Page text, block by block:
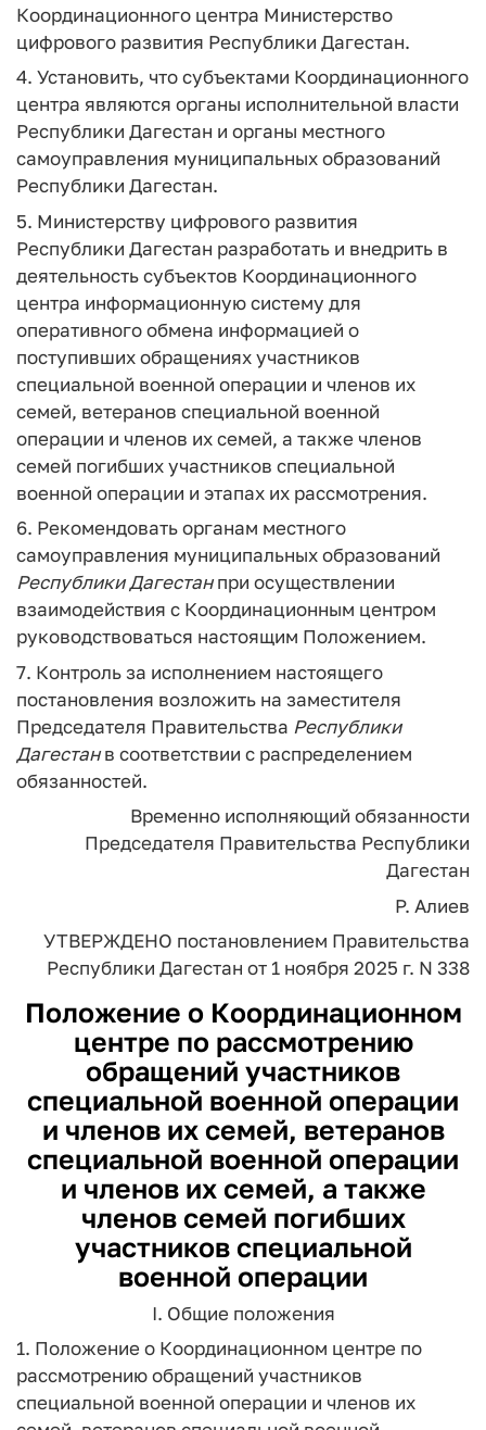
Координационного центра Министерство
цифрового развития Республики Дагестан.
4. Установить, что субъектами Координационного
центра являются органы исполнительной власти
Республики Дагестан и органы местного
самоуправления муниципальных образований
Республики Дагестан.
5. Министерству цифрового развития
Республики Дагестан разработать и внедрить в
деятельность субъектов Координационного
центра информационную систему для
оперативного обмена информацией о
поступивших обращениях участников
специальной военной операции и членов их
семей, ветеранов специальной военной
операции и членов их семей, а также членов
семей погибших участников специальной
военной операции и этапах их рассмотрения.
6. Рекомендовать органам местного
самоуправления муниципальных образований
РеспубликиДагестанпри осуществлении
взаимодействия с Координационным центром
руководствоваться настоящим Положением.
7. Контроль за исполнением настоящего
постановления возложить на заместителя
Председателя Правительства Республики
Дагестанв соответствии с распределением
обязанностей.
Временно исполняющий обязанности
Председателя Правительства Республики
Дагестан
Р. Алиев
УТВЕРЖДЕНО постановлением Правительства
Республики Дагестан от 1 ноября 2025 г. N 338
Положение о Координационном
центре по рассмотрению
обращений участников
специальной военной операции
и членов их семей, ветеранов
специальной военной операции
и членов их семей, а также
членов семей погибших
участников специальной
военной операции
I. Общие положения
1. Положение о Координационном центре по
рассмотрению обращений участников
специальной военной операции и членов их